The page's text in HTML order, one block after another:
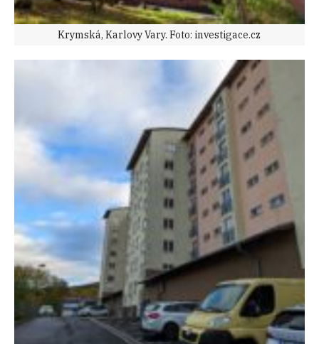
Krymská, Karlovy Vary. Foto: investigace.cz